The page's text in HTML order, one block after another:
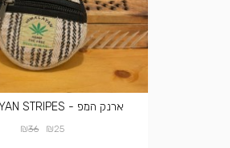
ארנק המפ - HIMALAYAN STRIPES
₪25
₪36